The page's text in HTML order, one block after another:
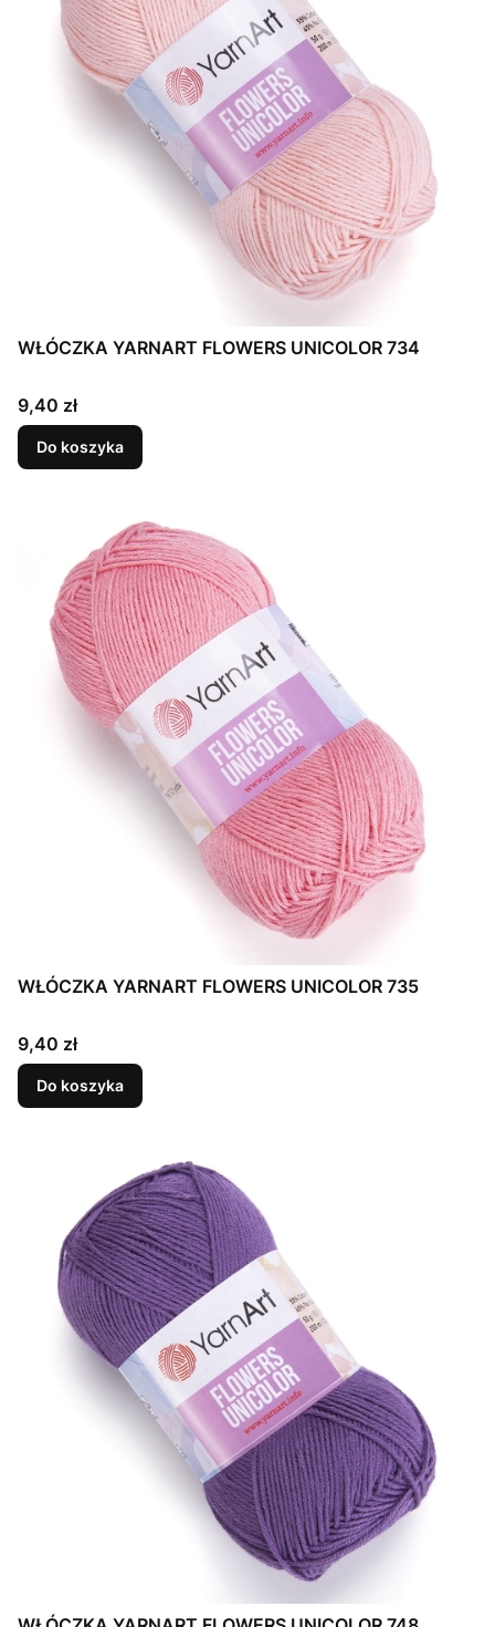
WŁÓCZKA YARNART FLOWERS UNICOLOR 734
Cena
9,40 zł
Do koszyka
WŁÓCZKA YARNART FLOWERS UNICOLOR 735
Cena
9,40 zł
Do koszyka